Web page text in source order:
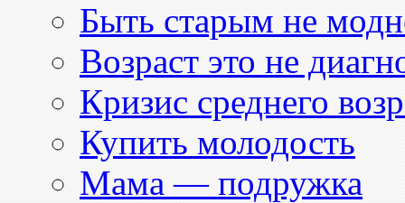
Быть старым не
Возраст это не
Кризис среднего
Купить молодость
Мама — подружка